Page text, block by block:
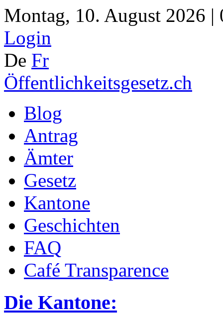
Montag, 10. August 2026 |
Login
De Fr
Öffentlichkeitsgesetz.ch
Blog
Antrag
Ämter
Gesetz
Kantone
Geschichten
FAQ
Café Transparence
Die Kantone: